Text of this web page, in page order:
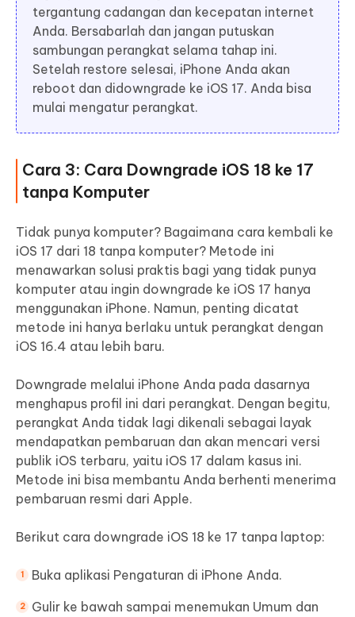
tergantung cadangan dan kecepatan internet
Anda. Bersabarlah dan jangan putuskan
sambungan perangkat selama tahap ini.
Setelah restore selesai, iPhone Anda akan
reboot dan didowngrade ke iOS 17. Anda bisa
mulai mengatur perangkat.
Cara 3: Cara Downgrade iOS 18 ke 17
tanpa Komputer
Tidak punya komputer? Bagaimana cara kembali ke
iOS 17 dari 18 tanpa komputer? Metode ini
menawarkan solusi praktis bagi yang tidak punya
komputer atau ingin downgrade ke iOS 17 hanya
menggunakan iPhone. Namun, penting dicatat
metode ini hanya berlaku untuk perangkat dengan
iOS 16.4 atau lebih baru.
Downgrade melalui iPhone Anda pada dasarnya
menghapus profil ini dari perangkat. Dengan begitu,
perangkat Anda tidak lagi dikenali sebagai layak
mendapatkan pembaruan dan akan mencari versi
publik iOS terbaru, yaitu iOS 17 dalam kasus ini.
Metode ini bisa membantu Anda berhenti menerima
pembaruan resmi dari Apple.
Berikut cara downgrade iOS 18 ke 17 tanpa laptop:
Buka aplikasi Pengaturan di iPhone Anda.
Gulir ke bawah sampai menemukan Umum dan